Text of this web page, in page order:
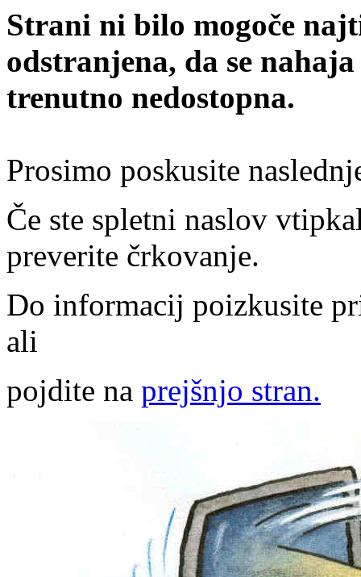
Strani ni bilo mogoče
odstranjena, da se
trenutno nedostopna.
Prosimo poskusite
Če ste spletni naslov
preverite črkovanje.
Do informacij poizkusite
ali
pojdite na prejšnjo stran.